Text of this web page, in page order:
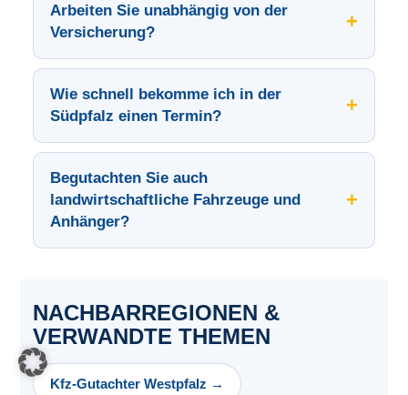
Arbeiten Sie unabhängig von der
Versicherung?
+
Wie schnell bekomme ich in der
Südpfalz einen Termin?
+
Begutachten Sie auch
landwirtschaftliche Fahrzeuge und
Anhänger?
+
NACHBARREGIONEN &
VERWANDTE THEMEN
Kfz-Gutachter Westpfalz →